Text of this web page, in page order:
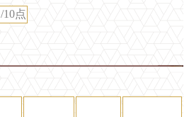
/10点